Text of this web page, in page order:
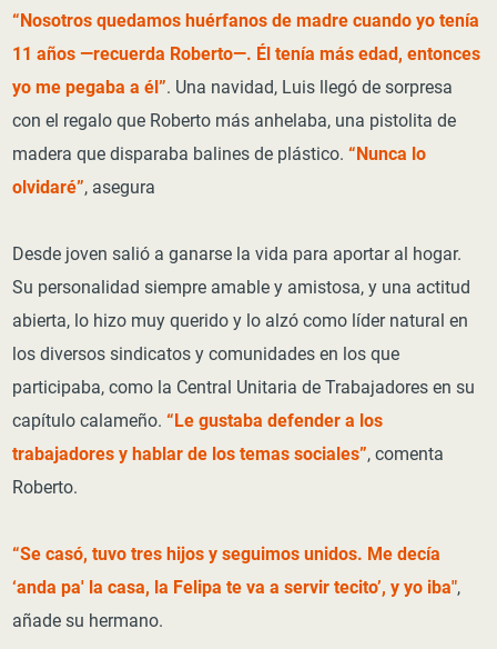
“Nosotros quedamos huérfanos de madre cuando yo tenía
11 años ―recuerda Roberto―. Él tenía más edad, entonces
yo me pegaba a él”. Una navidad, Luis llegó de sorpresa
con el regalo que Roberto más anhelaba, una pistolita de
madera que disparaba balines de plástico.“Nunca lo
olvidaré”, asegura
Desde joven salió a ganarse la vida para aportar al hogar.
Su personalidad siempre amable y amistosa, y una actitud
abierta, lo hizo muy querido y lo alzó como líder natural en
los diversos sindicatos y comunidades en los que
participaba, como la Central Unitaria de Trabajadores en su
capítulo calameño.“Le gustaba defender a los
trabajadores y hablar de los temas sociales”, comenta
Roberto.
“Se casó, tuvo tres hijos y seguimos unidos. Me decía
‘anda pa' la casa, la Felipa te va a servir tecito’, y yo iba",
añade su hermano.